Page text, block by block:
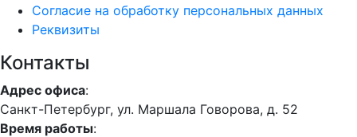
Согласие на обработку персональных данных
Реквизиты
Контакты
Адрес офиса:
Санкт-Петербург, ул. Маршала Говорова, д. 52
Время работы: